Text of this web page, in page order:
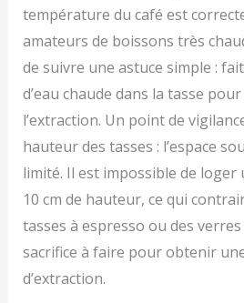
température du café est
amateurs de boissons très
de suivre une astuce simple :
d’eau chaude dans la tasse
l’extraction. Un point de
hauteur des tasses : l’espace
limité. Il est impossible de loger
10 cm de hauteur, ce qui
tasses à espresso ou des verres
sacrifice à faire pour obtenir
d’extraction.